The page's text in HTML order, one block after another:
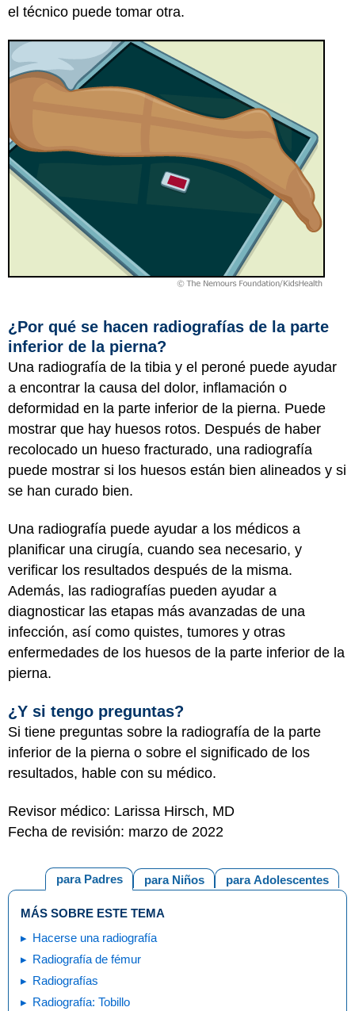
el técnico puede tomar otra.
¿Por qué se hacen radiografías de la parte
inferior de la pierna?
Una radiografía de la tibia y el peroné puede ayudar
a encontrar la causa del dolor, inflamación o
deformidad en la parte inferior de la pierna. Puede
mostrar que hay huesos rotos. Después de haber
recolocado un hueso fracturado, una radiografía
puede mostrar si los huesos están bien alineados y si
se han curado bien.
Una radiografía puede ayudar a los médicos a
planificar una cirugía, cuando sea necesario, y
verificar los resultados después de la misma.
Además, las radiografías pueden ayudar a
diagnosticar las etapas más avanzadas de una
infección, así como quistes, tumores y otras
enfermedades de los huesos de la parte inferior de la
pierna.
¿Y si tengo preguntas?
Si tiene preguntas sobre la radiografía de la parte
inferior de la pierna o sobre el significado de los
resultados, hable con su médico.
Revisor médico: Larissa Hirsch, MD
Fecha de revisión: marzo de 2022
para Adolescentes
para Niños
para Padres
MÁS SOBRE ESTE TEMA
Hacerse una radiografía
Radiografía de fémur
Radiografías
Radiografía: Tobillo